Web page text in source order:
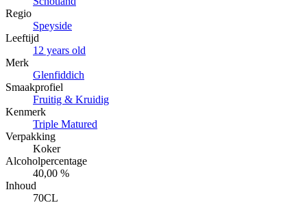
Regio
Speyside
Leeftijd
12 years old
Merk
Glenfiddich
Smaakprofiel
Fruitig & Kruidig
Kenmerk
Triple Matured
Verpakking
Koker
Alcoholpercentage
40,00 %
Inhoud
70CL